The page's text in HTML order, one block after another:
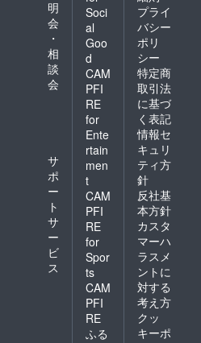
明
会
・
相
談
会
サ
ポ
ー
ト
サ
ー
ビ
ス
Soci
al
Goo
d
CAM
PFI
RE
for
Ente
rtain
men
t
CAM
PFI
RE
for
Spor
ts
CAM
PFI
RE
ふる
プライ
バシー
ポリ
シー
特定商
取引法
に基づ
く表記
情報セ
キュリ
ティ方
針
反社基
本方針
カスタ
マーハ
ラスメ
ントに
対する
考え方
クッ
キーポ